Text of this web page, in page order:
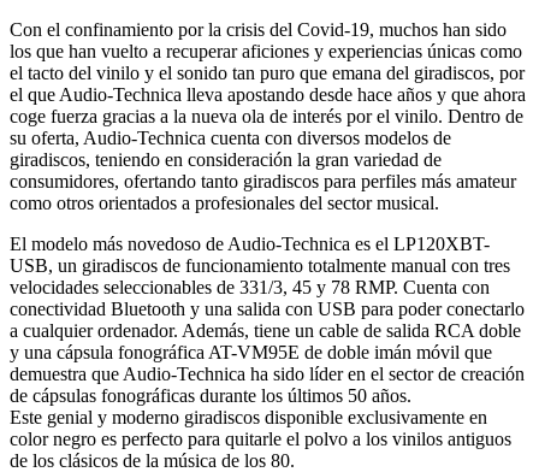
Con el confinamiento por la crisis del Covid-19, muchos han sido
los que han vuelto a recuperar aficiones y experiencias únicas como
el tacto del vinilo y el sonido tan puro que emana del giradiscos, por
el que Audio-Technica lleva apostando desde hace años y que ahora
coge fuerza gracias a la nueva ola de interés por el vinilo. Dentro de
su oferta, Audio-Technica cuenta con diversos modelos de
giradiscos, teniendo en consideración la gran variedad de
consumidores, ofertando tanto giradiscos para perfiles más amateur
como otros orientados a profesionales del sector musical.
El modelo más novedoso de Audio-Technica es el LP120XBT-
USB, un giradiscos de funcionamiento totalmente manual con tres
velocidades seleccionables de 331/3, 45 y 78 RMP. Cuenta con
conectividad Bluetooth y una salida con USB para poder conectarlo
a cualquier ordenador. Además, tiene un cable de salida RCA doble
y una cápsula fonográfica AT-VM95E de doble imán móvil que
demuestra que Audio-Technica ha sido líder en el sector de creación
de cápsulas fonográficas durante los últimos 50 años.
Este genial y moderno giradiscos disponible exclusivamente en
color negro es perfecto para quitarle el polvo a los vinilos antiguos
de los clásicos de la música de los 80.